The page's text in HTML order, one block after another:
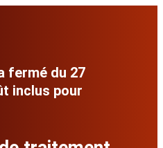
fermé du 27
inclus pour